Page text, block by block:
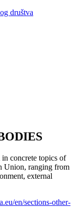
društva
concrete topics of
Union, ranging from
external
en/sections-other-